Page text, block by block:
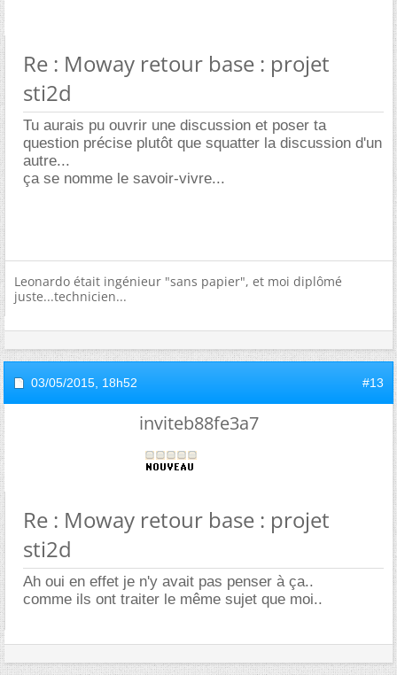
Re : Moway retour base : projet
sti2d
Tu aurais pu ouvrir une discussion et poser ta
question précise plutôt que squatter la discussion d'un
autre...
ça se nomme le savoir-vivre...
Leonardo était ingénieur "sans papier", et moi diplômé
juste...technicien...
03/05/2015, 18h52 #13
inviteb88fe3a7
Re : Moway retour base : projet
sti2d
Ah oui en effet je n'y avait pas penser à ça..
comme ils ont traiter le même sujet que moi..